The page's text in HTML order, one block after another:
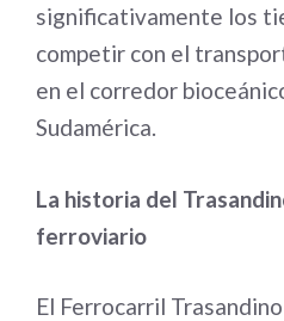
significativamente los
competir con el
en el corredor
Sudamérica.
La historia del
ferroviario
El Ferrocarril